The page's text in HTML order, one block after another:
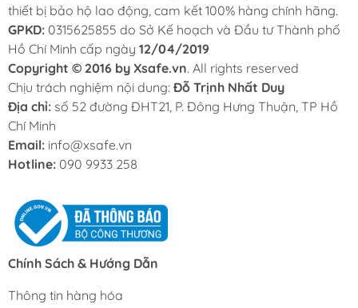
thiết bị bảo hộ lao động, cam kết 100% hàng chính hãng.
GPKD: 0315625855 do Sở Kế hoạch và Đầu tư Thành phố
Hồ Chí Minh cấp ngày 12/04/2019
Copyright © 2016 by Xsafe.vn. All rights reserved
Chịu trách nghiệm nội dung: Đỗ Trịnh Nhất Duy
Địa chỉ: số 52 đường ĐHT21, P. Đông Hưng Thuận, TP Hồ
Chí Minh
Email: info@xsafe.vn
Hotline: 090 9933 258
Chính Sách & Hướng Dẫn
Thông tin hàng hóa